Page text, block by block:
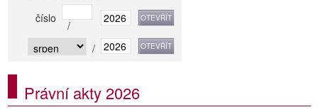
číslo
/
/
Právní akty 2026